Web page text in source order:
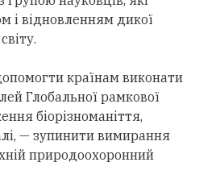
і відновленням дикої
країнам виконати
Глобальної рамкової
біорізноманіття,
— зупинити вимирання
природоохоронний